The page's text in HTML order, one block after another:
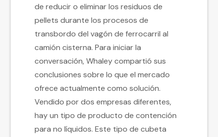
de reducir o eliminar los residuos de
pellets durante los procesos de
transbordo del vagón de ferrocarril al
camión cisterna. Para iniciar la
conversación, Whaley compartió sus
conclusiones sobre lo que el mercado
ofrece actualmente como solución.
Vendido por dos empresas diferentes,
hay un tipo de producto de contención
para no líquidos. Este tipo de cubeta